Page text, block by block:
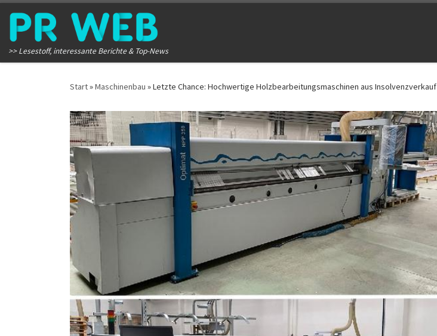
Zum Inhalt springen
>> Lesestoff, interessante Berichte & Top-News
Start»Maschinenbau »Letzte Chance: Hochwertige Holzbearbeitungsmaschinen aus Insolvenzverkauf